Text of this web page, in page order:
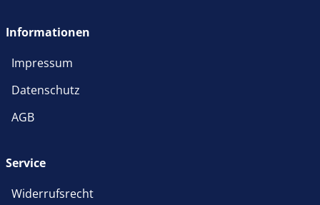
Informationen
Impressum
Datenschutz
AGB
Service
Widerrufsrecht